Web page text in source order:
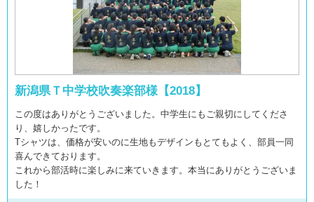
新潟県Ｔ中学校吹奏楽部様【2018】
この度はありがとうございました。中学生にもご親切にしてくださ
り、嬉しかったです。
Tシャツは、価格が安いのに生地もデザインもとてもよく、部員一同
喜んできております。
これから部活時に楽しみに来ていきます。本当にありがとうございま
した！